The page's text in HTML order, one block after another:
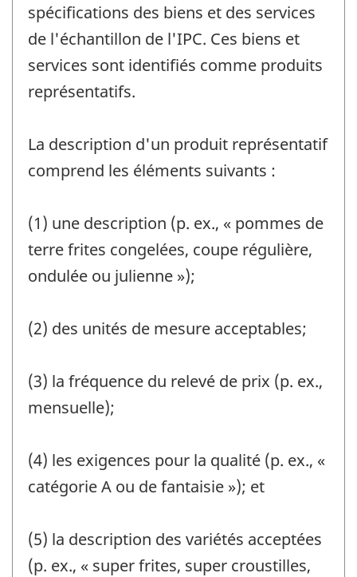
spécifications des biens et des services
de l'échantillon de l'IPC. Ces biens et
services sont identifiés comme produits
représentatifs.
La description d'un produit représentatif
comprend les éléments suivants :
(1) une description (p. ex., « pommes de
terre frites congelées, coupe régulière,
ondulée ou julienne »);
(2) des unités de mesure acceptables;
(3) la fréquence du relevé de prix (p. ex.,
mensuelle);
(4) les exigences pour la qualité (p. ex., «
catégorie A ou de fantaisie »); et
(5) la description des variétés acceptées
(p. ex., « super frites, super croustilles,